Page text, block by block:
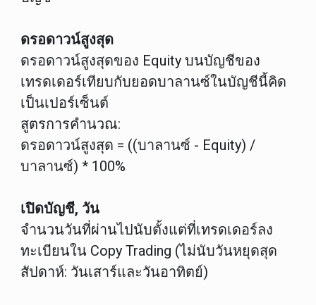
ดรอดาวน์สูงสุด
ดรอดาวน์สูงสุดของ Equity บนบัญชีของ
เทรดเดอร์เทียบกับยอดบาลานซ์ในบัญชีนี้คิด
เป็นเปอร์เซ็นต์
สูตรการคำนวณ:
ดรอดาวน์สูงสุด = ((บาลานซ์ - Equity) /
บาลานซ์) * 100%
เปิดบัญชี, วัน
จำนวนวันที่ผ่านไปนับตั้งแต่ที่เทรดเดอร์ลง
ทะเบียนใน Copy Trading (ไม่นับวันหยุดสุด
สัปดาห์: วันเสาร์และวันอาทิตย์)